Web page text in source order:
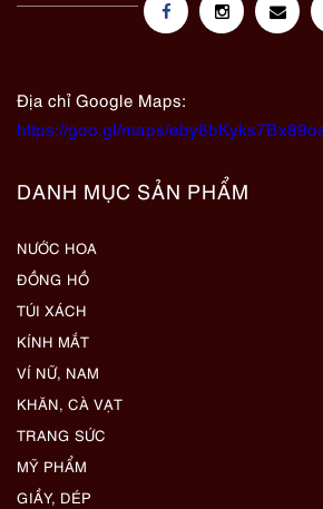
Địa chỉ Google Maps:
https://goo.gl/maps/
DANH MỤC SẢN PHẨM
NƯỚC HOA
ĐỒNG HỒ
TÚI XÁCH
KÍNH MẮT
VÍ NỮ, NAM
KHĂN, CÀ VẠT
TRANG SỨC
MỸ PHẨM
GIẦY, DÉP